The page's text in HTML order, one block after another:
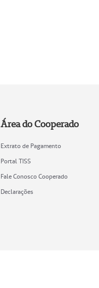
Área do Cooperado
Extrato de Pagamento
Portal TISS
Fale Conosco Cooperado
Declarações